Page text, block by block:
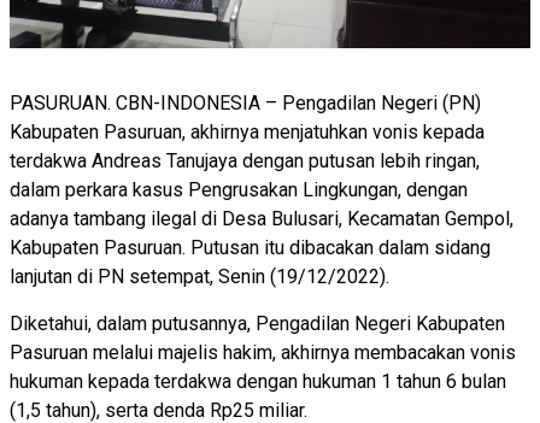
PASURUAN. CBN-INDONESIA – Pengadilan Negeri (PN)
Kabupaten Pasuruan, akhirnya menjatuhkan vonis kepada
terdakwa Andreas Tanujaya dengan putusan lebih ringan,
dalam perkara kasus Pengrusakan Lingkungan, dengan
adanya tambang ilegal di Desa Bulusari, Kecamatan Gempol,
Kabupaten Pasuruan. Putusan itu dibacakan dalam sidang
lanjutan di PN setempat, Senin (19/12/2022).
Diketahui, dalam putusannya, Pengadilan Negeri Kabupaten
Pasuruan melalui majelis hakim, akhirnya membacakan vonis
hukuman kepada terdakwa dengan hukuman 1 tahun 6 bulan
(1,5 tahun), serta denda Rp25 miliar.